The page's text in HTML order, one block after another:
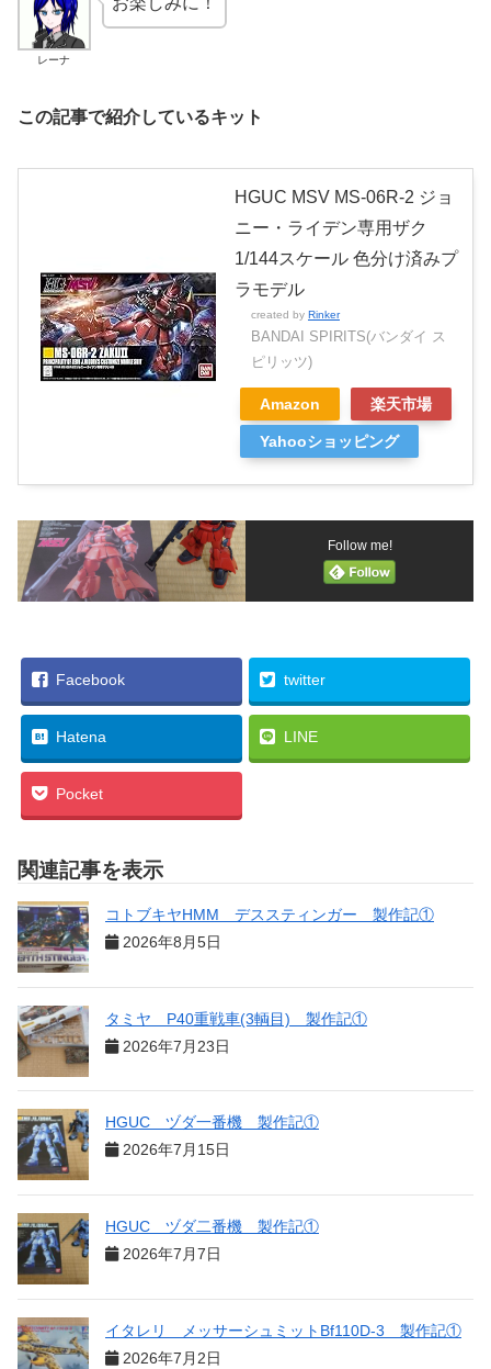
レーナ
この記事で紹介しているキット
HGUC MSV MS-06R-2 ジョ
ニー・ライデン専用ザク
1/144スケール 色分け済みプ
ラモデル
created by Rinker
BANDAI SPIRITS(バンダイ ス
ピリッツ)
Amazon 楽天市場
Yahooショッピング
Follow me!
Facebook twitter
Hatena LINE
Pocket
関連記事を表示
コトブキヤHMM デススティンガー 製作記①
2026年8月5日
タミヤ P40重戦車(3輌目) 製作記①
2026年7月23日
HGUC ヅダ一番機 製作記①
2026年7月15日
HGUC ヅダ二番機 製作記①
2026年7月7日
イタレリ メッサーシュミットBf110D-3 製作記①
2026年7月2日